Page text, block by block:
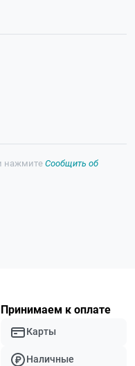
нажмите Сообщить об
Принимаем к оплате
Карты
Наличные